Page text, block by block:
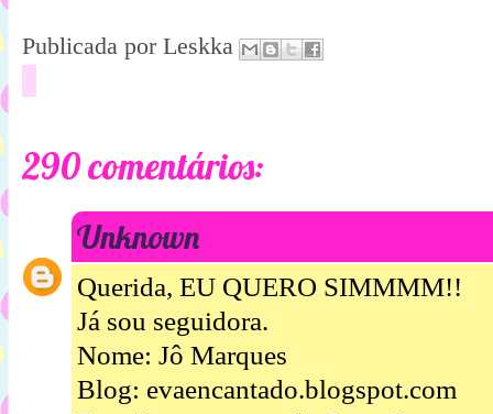
Publicada por Leskka
290 comentários:
Unknown
Querida, EU QUERO SIMMMM!!
Já sou seguidora.
Nome: Jô Marques
Blog: evaencantado.blogspot.com